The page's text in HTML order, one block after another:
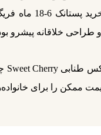
طراحی خلاقانه پیشرو
ممکن را برای